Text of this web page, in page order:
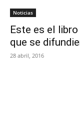
Noticias
Este es el
que se
28 abril, 2016